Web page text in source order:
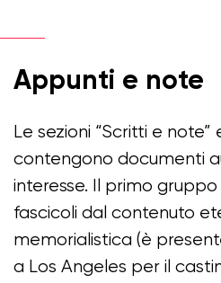
Appunti e note
Le sezioni “Scritti e note”
contengono documenti
interesse. Il primo
fascicoli dal contenuto
memorialistica (è
a Los Angeles per il